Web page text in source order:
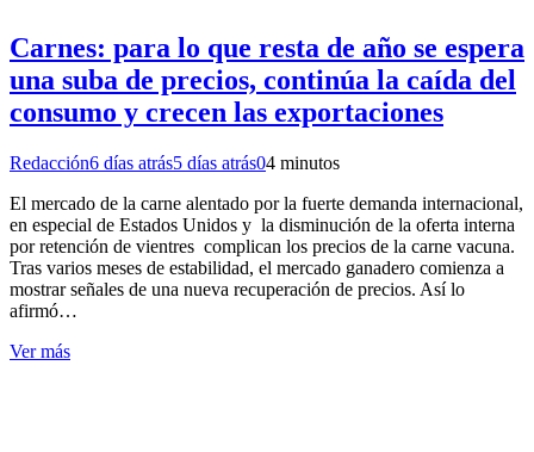
Carnes: para lo que resta de año se espera
una suba de precios, continúa la caída del
consumo y crecen las exportaciones
Redacción6 días atrás5 días atrás04 minutos
El mercado de la carne alentado por la fuerte demanda internacional,
en especial de Estados Unidos y la disminución de la oferta interna
por retención de vientres complican los precios de la carne vacuna.
Tras varios meses de estabilidad, el mercado ganadero comienza a
mostrar señales de una nueva recuperación de precios. Así lo
afirmó…
Ver más